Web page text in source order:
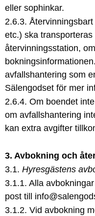
eller sophinkar.
2.6.3.
etc.) ska
återvinningsstation,
avfallshantering som
Sälengodset för mer
2.6.4. Om boendet
om avfallshantering
kan extra avgifter
3. Avbokning och
3.1. Hyresgästens
3.1.1. Alla
post till
3.1.2. Vid avbokning